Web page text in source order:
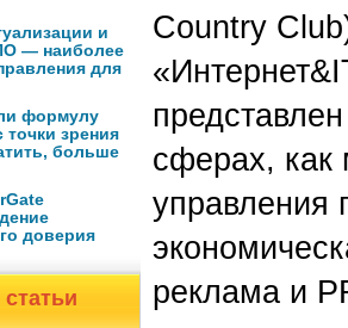
и
— наиболее
для
формулу
зрения
больше
доверия
Country
сферах, как
управления
реклама и